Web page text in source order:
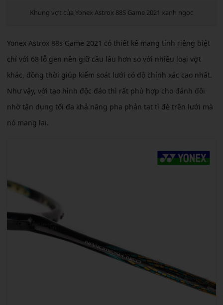
Khung vợt của Yonex Astrox 88S Game 2021 xanh ngọc
Yonex Astrox 88s Game 2021 có thiết kế mang tính riêng biệt
chỉ với 68 lỗ gen nên giữ cầu lâu hơn so với nhiều loại vợt
khác, đồng thời giúp kiểm soát lưới có độ chính xác cao nhất.
Như vậy, với tạo hình độc đáo thì rất phù hợp cho đánh đôi
nhờ tận dụng tối đa khả năng pha phản tạt tì đè trên lưới mà
nó mang lại.